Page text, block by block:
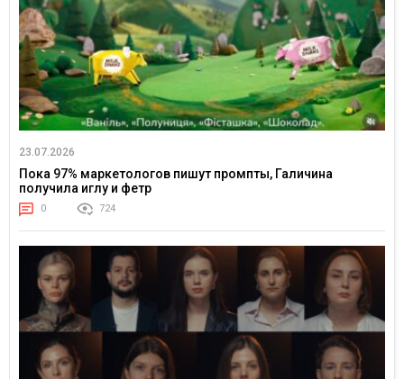
23.07.2026
Пока 97% маркетологов пишут промпты, Галичина
получила иглу и фетр
0 724